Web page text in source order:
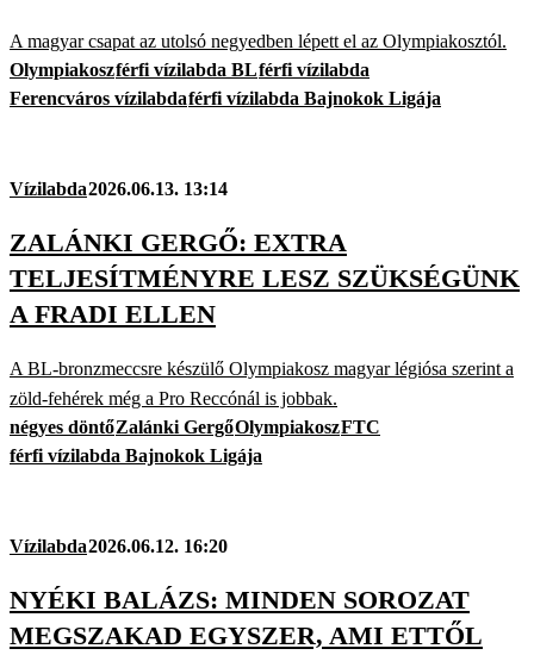
A magyar csapat az utolsó negyedben lépett el az Olympiakosztól.
Olympiakoszférfi vízilabda BLférfi vízilabda
Ferencváros vízilabdaférfi vízilabda Bajnokok Ligája
Vízilabda2026.06.13. 13:14
ZALÁNKI GERGŐ: EXTRA
TELJESÍTMÉNYRE LESZ SZÜKSÉGÜNK
A FRADI ELLEN
A BL-bronzmeccsre készülő Olympiakosz magyar légiósa szerint a
zöld-fehérek még a Pro Reccónál is jobbak.
négyes döntőZalánki GergőOlympiakoszFTC
férfi vízilabda Bajnokok Ligája
Vízilabda2026.06.12. 16:20
NYÉKI BALÁZS: MINDEN SOROZAT
MEGSZAKAD EGYSZER, AMI ETTŐL